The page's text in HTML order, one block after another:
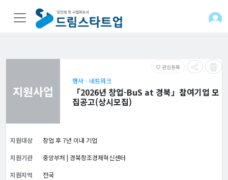
favorite_border 관심등록
지원사업
행사ㆍ네트워크
「2026년 창업-BuS at 경북」참여기업 모
집공고(상시모집)
지원대상
창업 후 7년 이내 기업
지원기관
중앙부처 | 경북창조경제혁신센터
지원지역
전국